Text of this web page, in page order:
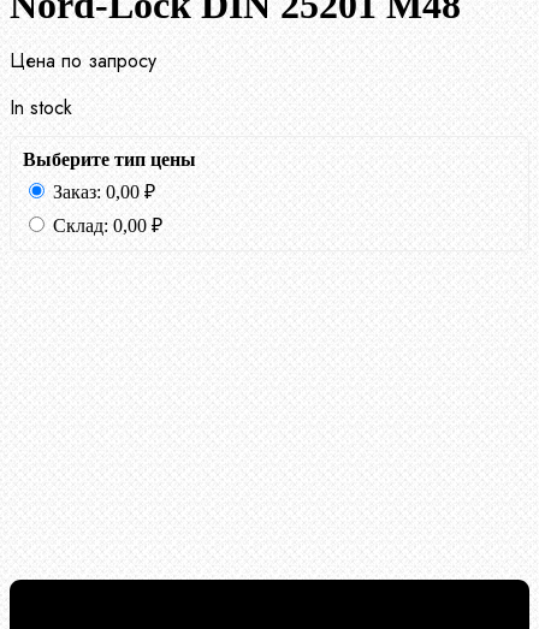
Цена по запросу
In stock
Выберите тип цены
Заказ: 0,00 ₽
Склад: 0,00 ₽